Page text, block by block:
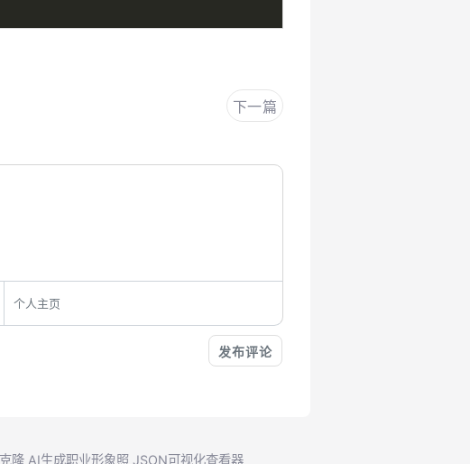
下一篇
隆 AI生成职业形象照 JSON可视化查看器